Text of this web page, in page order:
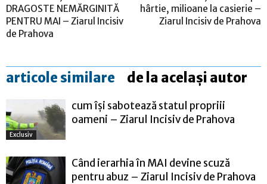
DRAGOSTE NEMĂRGINITĂ
PENTRU MAI – Ziarul Incisiv
de Prahova
hârtie, milioane la casierie –
Ziarul Incisiv de Prahova
articole similare de la același autor
Exclusiv
cum își sabotează statul propriii
oameni – Ziarul Incisiv de Prahova
Când ierarhia în MAI devine scuză
pentru abuz – Ziarul Incisiv de Prahova